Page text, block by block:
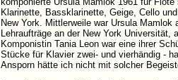
Klarinette, Bassklarinette, Geige, Cello
New York. Mittlerweile war Ursula
Lehraufträge an der New York
Komponistin Tania Leon war eine ihrer
Stücke für Klavier zwei- und vierhändig -
Ansporn hätte ich nicht mit solcher